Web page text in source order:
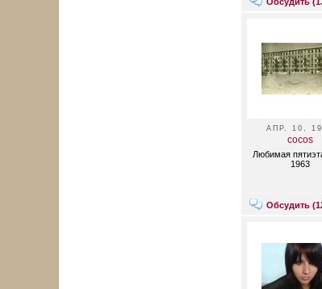
АПР. 10,
cocos
Любимая
1963
Обсудить (